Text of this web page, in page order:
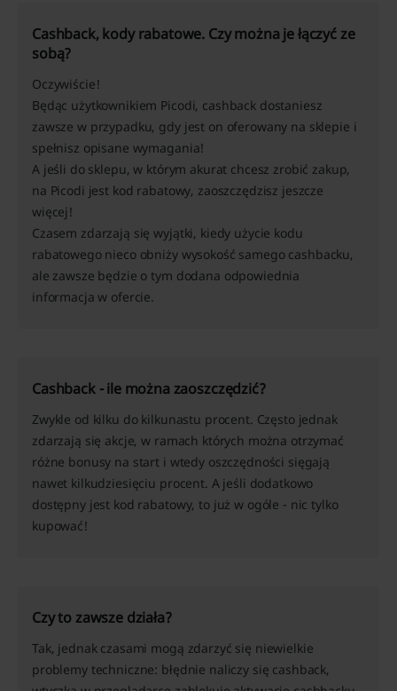
Cashback, kody rabatowe. Czy można je łączyć ze
sobą?
Oczywiście!
Będąc użytkownikiem Picodi, cashback dostaniesz
zawsze w przypadku, gdy jest on oferowany na sklepie i
spełnisz opisane wymagania!
A jeśli do sklepu, w którym akurat chcesz zrobić zakup,
na Picodi jest kod rabatowy, zaoszczędzisz jeszcze
więcej!
Czasem zdarzają się wyjątki, kiedy użycie kodu
rabatowego nieco obniży wysokość samego cashbacku,
ale zawsze będzie o tym dodana odpowiednia
informacja w ofercie.
Cashback - ile można zaoszczędzić?
Zwykle od kilku do kilkunastu procent. Często jednak
zdarzają się akcje, w ramach których można otrzymać
różne bonusy na start i wtedy oszczędności sięgają
nawet kilkudziesięciu procent. A jeśli dodatkowo
dostępny jest kod rabatowy, to już w ogóle - nic tylko
kupować!
Czy to zawsze działa?
Tak, jednak czasami mogą zdarzyć się niewielkie
problemy techniczne: błędnie naliczy się cashback,